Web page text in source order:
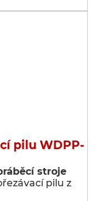
pilu WDPP-
stroje
pilu z